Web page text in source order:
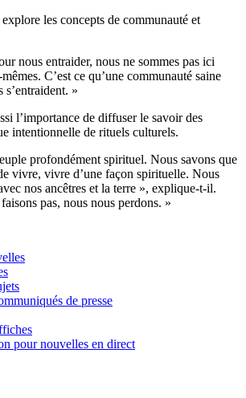
les concepts de communauté et
nous entraider, nous ne sommes pas ici
C’est ce qu’une communauté saine
s’entraident. »
l’importance de diffuser le savoir des
intentionnelle de rituels culturels.
profondément spirituel. Nous savons que
vivre, vivre d’une façon spirituelle. Nous
nos ancêtres et la terre », explique-t-il.
pas, nous nous perdons. »
de presse
pour nouvelles en direct